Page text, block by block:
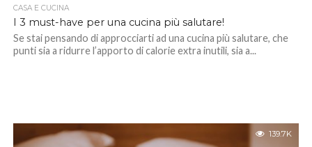
CASA E CUCINA
I 3 must-have per una cucina più salutare!
Se stai pensando di approcciarti ad una cucina più salutare, che
punti sia a ridurre l’apporto di calorie extra inutili, sia a...
139.7K